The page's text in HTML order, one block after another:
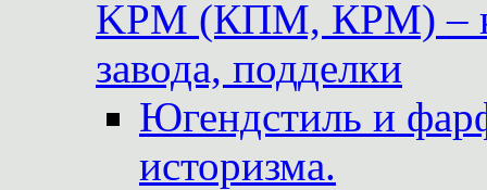
KPM (КПМ, КРМ) –
завода, подделки
Югендстиль и
историзма.